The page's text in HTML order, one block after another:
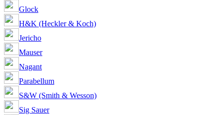
Glock
H&K (Heckler & Koch)
Jericho
Mauser
Nagant
Parabellum
S&W (Smith & Wesson)
Sig Sauer